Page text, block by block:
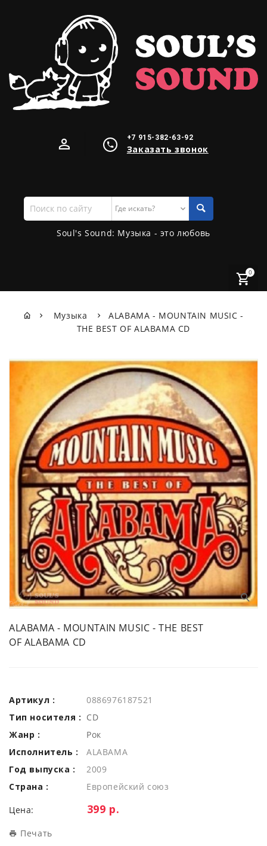
+7 915-382-63-92
Заказать звонок
Поиск
по
сайту
Soul's Sound: Музыка - это любовь
0
Музыка
ALABAMA - MOUNTAIN MUSIC -
THE BEST OF ALABAMA CD
ALABAMA - MOUNTAIN MUSIC - THE BEST
OF ALABAMA CD
Артикул :
0886976187521
Тип носителя : CD
Жанр :
Рок
Исполнитель :
ALABAMA
Год выпуска :
2009
Страна :
Европейский союз
Цена: Цена:
399 р.
Печать